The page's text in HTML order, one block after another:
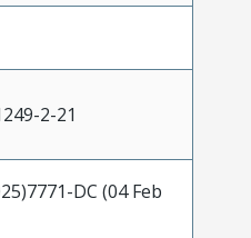
2-21
DC (04 Feb